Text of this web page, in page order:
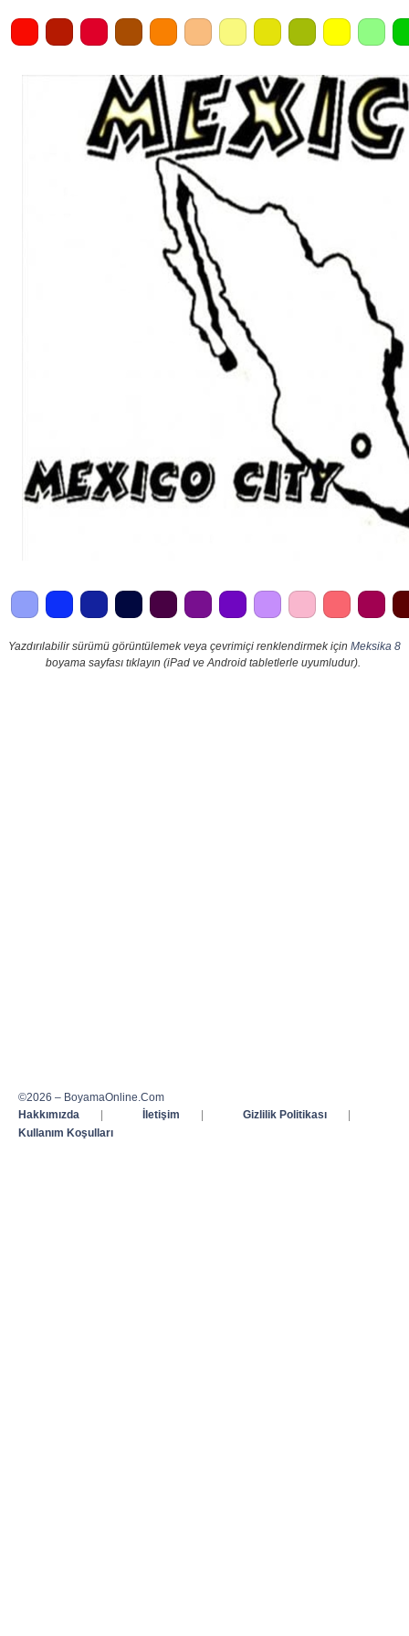
Yazdırılabilir sürümü görüntülemek veya çevrimiçi renklendirmek için Meksika 8
boyama sayfası tıklayın (iPad ve Android tabletlerle uyumludur).
©2026 – BoyamaOnline.Com
Hakkımızda
| İletişim | Gizlilik Politikası
|
Kullanım Koşulları